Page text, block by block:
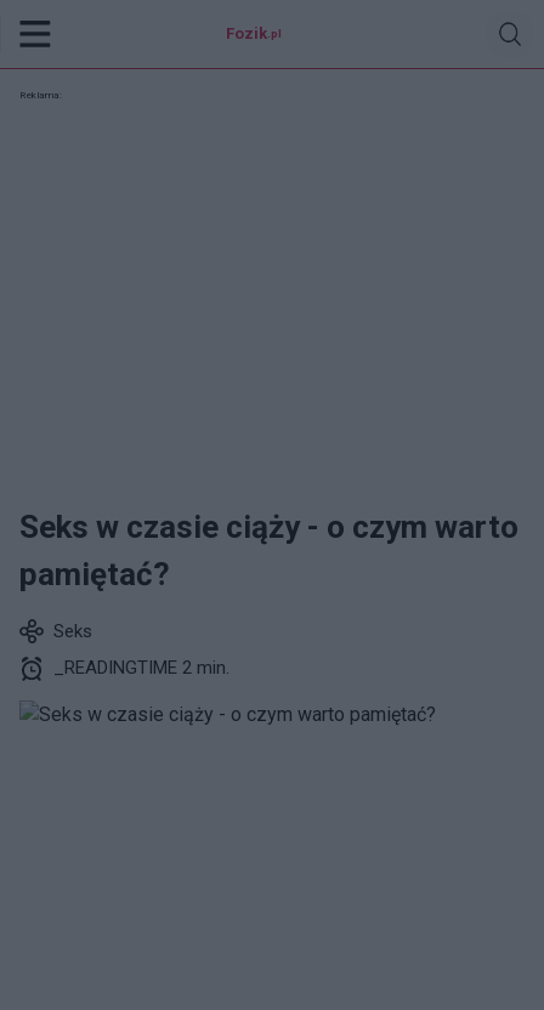
Fozik .pl
Reklama:
Seks w czasie ciąży - o czym warto
pamiętać?
Seks
_READINGTIME 2 min.